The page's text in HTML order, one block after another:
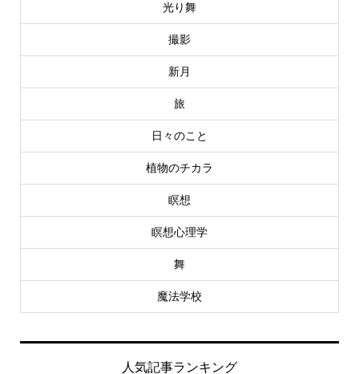
光り舞
撮影
新月
旅
日々のこと
植物のチカラ
瞑想
瞑想心理学
舞
魔法学校
人気記事ランキング